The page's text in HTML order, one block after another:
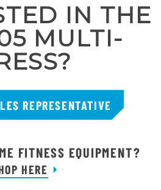
IN THE
MULTI-
REPRESENTATIVE
FITNESS EQUIPMENT?
HERE